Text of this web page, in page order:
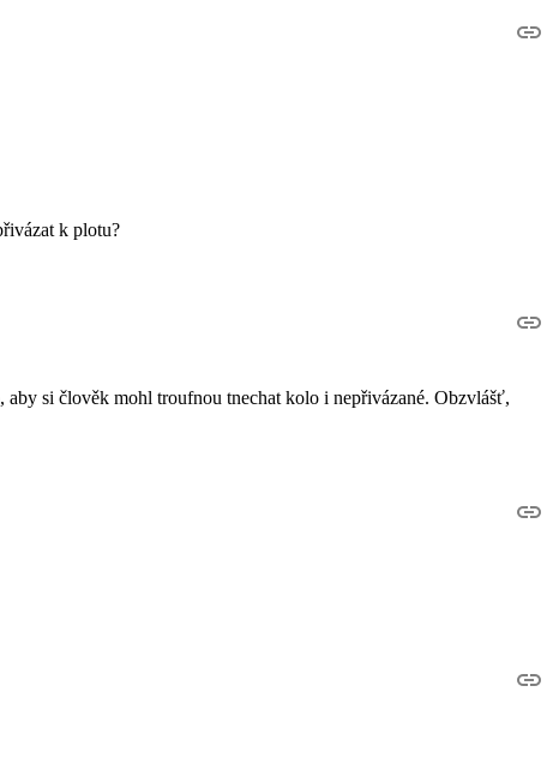
k plotu?
aby si člověk mohl troufnou tnechat kolo i nepřivázané. Obzvlášť,